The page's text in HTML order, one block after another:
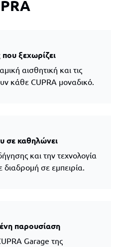
ξεχωρίζει
αισθητική και τις
κάθε CUPRA μοναδικό.
σε καθηλώνει
και την τεχνολογία
διαδρομή σε εμπειρία.
παρουσίαση
Garage της